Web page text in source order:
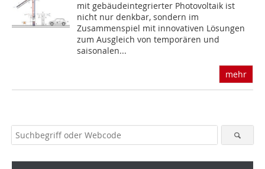
mit gebäudeintegrierter Photovoltaik ist
nicht nur denkbar, sondern im
Zusammenspiel mit innovativen Lösungen
zum Ausgleich von temporären und
saisonalen...
mehr